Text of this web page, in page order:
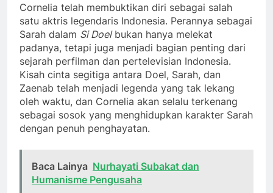
Cornelia telah membuktikan diri sebagai salah
satu aktris legendaris Indonesia. Perannya sebagai
Sarah dalam Si Doelbukan hanya melekat
padanya, tetapi juga menjadi bagian penting dari
sejarah perfilman dan pertelevisian Indonesia.
Kisah cinta segitiga antara Doel, Sarah, dan
Zaenab telah menjadi legenda yang tak lekang
oleh waktu, dan Cornelia akan selalu terkenang
sebagai sosok yang menghidupkan karakter Sarah
dengan penuh penghayatan.
Baca Lainya Nurhayati Subakat dan
Humanisme Pengusaha